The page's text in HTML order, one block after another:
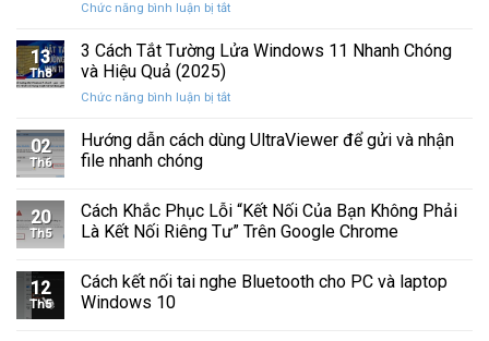
Cứng
Hỏng
Hình
Giác
Trên
C
Chức năng bình luận bị tắtở
Sửa
Âm
Khi
11
13
Th8
3 Cách Tắt Tường Lửa Windows 11 Nhanh Chóng
và Hiệu Quả (2025)
Chức năng bình luận bị tắtở
Cách
Tắt
Windows
11
và
02
Th6
Hướng dẫn cách dùng UltraViewer để gửi và nhận
file nhanh chóng
20
Th5
Cách Khắc Phục Lỗi “Kết Nối Của Bạn Không Phải
Là Kết Nối Riêng Tư” Trên Google Chrome
12
Th5
Cách kết nối tai nghe Bluetooth cho PC và laptop
Windows 10